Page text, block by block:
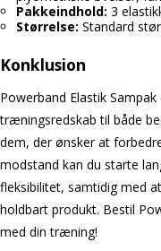
Pakkeindhold: 3
Størrelse: Standard
Konklusion
Powerband Elastik
træningsredskab til både
dem, der ønsker at
modstand kan du starte
fleksibilitet, samtidig med
holdbart produkt. Bestil
med din træning!